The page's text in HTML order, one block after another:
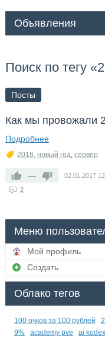
Объявления
Поиск по тегу
Посты
Как мы провожали
Подробнее
2016, новый год, сервер
— 02.01.2017
2
Меню
Мой профиль
Создать
Облако тегов
100 очков за 100 рублей
9%
academy pve ai kodex